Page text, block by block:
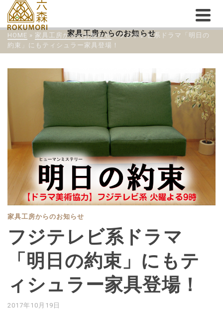
家具工房からのお知らせ
HOME » 家具工房からのお知らせ » フジテレビ系ドラマ「明日の
約束」にもティシュラー家具登場！
家具工房からのお知らせ
フジテレビ系ドラマ
「明日の約束」にもテ
ィシュラー家具登場！
2017年10月19日